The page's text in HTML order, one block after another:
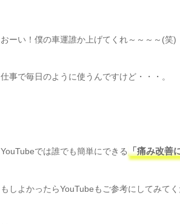
おーい！僕の車運誰か上げてくれ～～～～(笑)
仕事で毎日のように使うんですけど・・・。
YouTubeでは誰でも簡単にできる「痛み改善
もしよかったらYouTubeもご参考にしてみてく